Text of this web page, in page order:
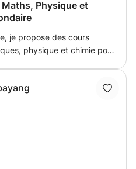
Physique et
je propose des cours
physique et chimie pour
niveau et aux besoins de
dans les régions de Wiltz,
Martelange ✅ Disponible
améliorer les résultats et